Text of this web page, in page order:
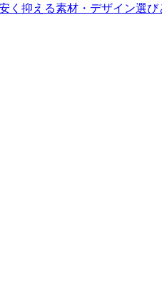
く抑える素材・デザイン選